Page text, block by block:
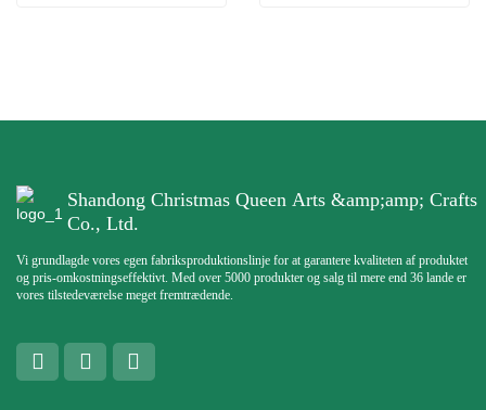
Shandong Christmas Queen Arts &amp;amp; Crafts
Co., Ltd.
Vi grundlagde vores egen fabriksproduktionslinje for at garantere kvaliteten af ​​produktet
og pris-omkostningseffektivt. Med over 5000 produkter og salg til mere end 36 lande er
vores tilstedeværelse meget fremtrædende.